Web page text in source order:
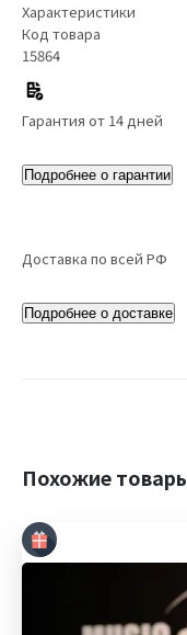
Характеристики
Код товара
15864
Гарантия от 14 дней
Подробнее о гарантии
Доставка по всей РФ
Подробнее о доставке
Похожие